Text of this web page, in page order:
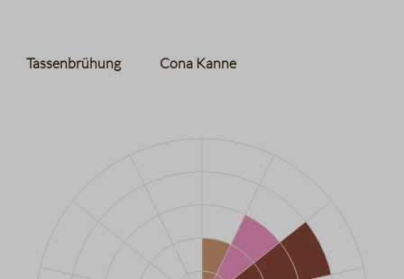
Tassenbrühung Cona Kanne